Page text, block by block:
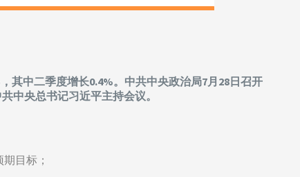
其中二季度增长0.4%。中共中央政治局7月28日召开
中央总书记习近平主持会议。
目标；